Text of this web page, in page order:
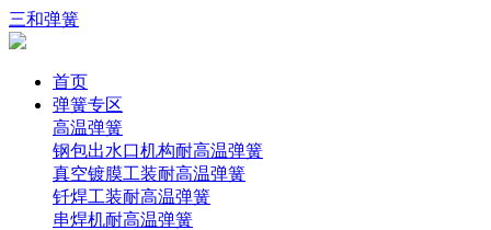
三和弹簧
首页
弹簧专区
高温弹簧
钢包出水口机构耐高温弹簧
真空镀膜工装耐高温弹簧
钎焊工装耐高温弹簧
串焊机耐高温弹簧